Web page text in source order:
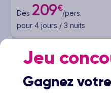
Dès 209€/pers.
pour 4 jours / 3 nuits
Jeu
Gagnez